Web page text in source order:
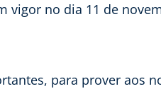
vigor no dia 11 de
para prover aos